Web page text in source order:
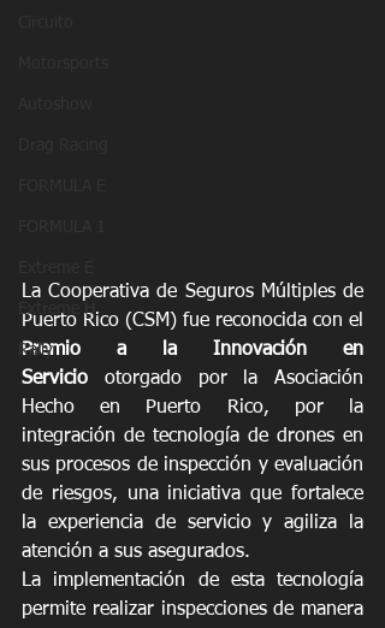
Extreme H
Rally
La Cooperativa de Seguros Múltiples de
Premio a la Innovación en
Servicio otorgado por la Asociación
Hecho en Puerto Rico, por la
integración de tecnología de drones en
sus procesos de inspección y evaluación
de riesgos, una iniciativa que fortalece
la experiencia de servicio y agiliza la
atención a sus asegurados.
La implementación de esta tecnología
permite realizar inspecciones de manera